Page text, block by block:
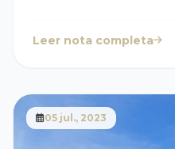
pláticas sobre el Dengue
comunidad saludable!
Leer nota completa
05 jul., 2023